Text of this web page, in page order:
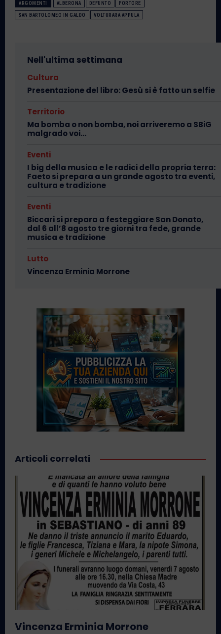
ARGOMENTI ALBERONA DEFUNTO FORTORE
SAN BARTOLOMEO IN GALDO VOLTURARA APPULA
Nell'ultima settimana
Cultura
Presentazione del libro: Gesù si è fatto un selfie
Territorio
Ma bomba o non bomba, noi arriveremo a SBiG
malgrado voi…
Eventi
I big della musica e le radici della propria terra:
Faeto si prepara a un grande agosto tra eventi,
cultura e tradizione
Eventi
Biccari si prepara a festeggiare San Donato,
dal 6 all’8 agosto tre giorni tra fede, grande
musica e tradizione
Lutto
Vincenza Erminia Morrone
Articoli correlati
Vincenza Erminia Morrone